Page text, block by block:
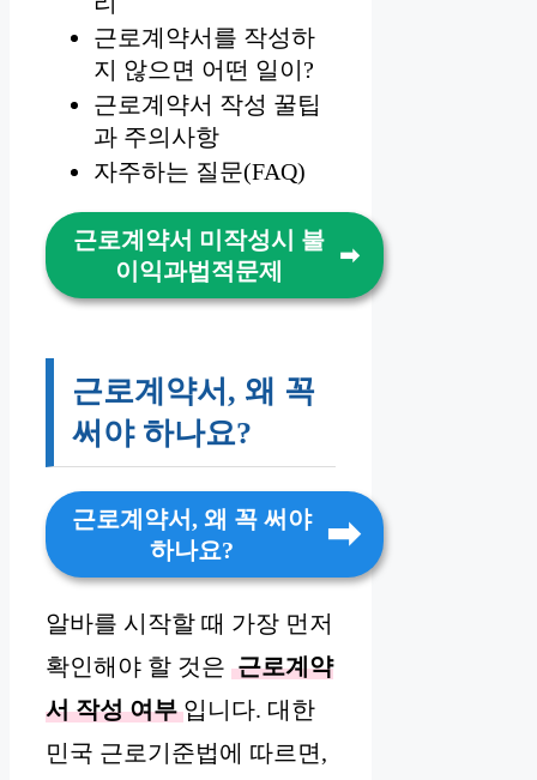
근로계약서를 작성하
지 않으면 어떤 일이?
근로계약서 작성 꿀팁
과 주의사항
자주하는 질문(FAQ)
근로계약서 미작성시 불
이익과법적문제
근로계약서, 왜 꼭
써야 하나요?
근로계약서, 왜 꼭 써야
하나요?
알바를 시작할 때 가장 먼저
확인해야 할 것은 근로계약
서 작성 여부 입니다. 대한
민국 근로기준법에 따르면,